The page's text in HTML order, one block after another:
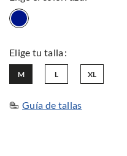
L
M XL
Guía de tallas